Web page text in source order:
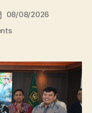
08/08/2026
on
Gas
Targetkan
53
Prodi
Raih